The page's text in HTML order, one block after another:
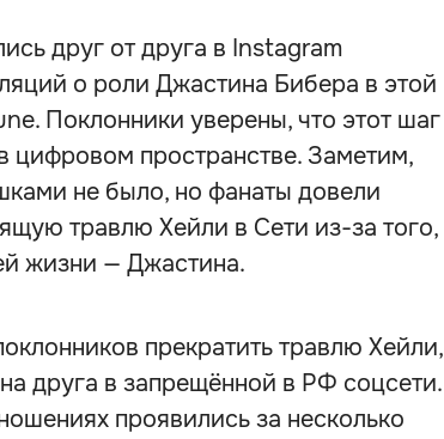
друг от друга в Instagram
о роли Джастина Бибера в этой
Поклонники уверены, что этот шаг
цифровом пространстве. Заметим,
не было, но фанаты довели
травлю Хейли в Сети из-за того,
жизни — Джастина.
прекратить травлю Хейли,
друга в запрещённой в РФ соцсети.
проявились за несколько